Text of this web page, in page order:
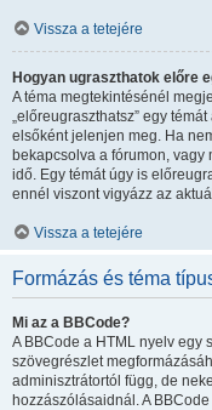
Vissza a tetejére
Hogyan ugraszthatok előre
A téma megtekintésénél
„előreugraszthatsz” egy
elsőként jelenjen meg. Ha
bekapcsolva a fórumon,
idő. Egy témát úgy is
ennél viszont vigyázz az
Vissza a tetejére
Formázás és téma
Mi az a BBCode?
A BBCode a HTML nyelv egy
szövegrészlet
adminisztrátortól függ, de
hozzászólásaidnál. A